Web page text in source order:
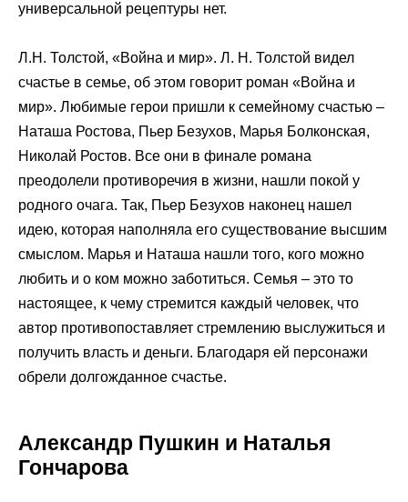
универсальной рецептуры нет.
Л.Н. Толстой, «Война и мир». Л. Н. Толстой видел
счастье в семье, об этом говорит роман «Война и
мир». Любимые герои пришли к семейному счастью –
Наташа Ростова, Пьер Безухов, Марья Болконская,
Николай Ростов. Все они в финале романа
преодолели противоречия в жизни, нашли покой у
родного очага. Так, Пьер Безухов наконец нашел
идею, которая наполняла его существование высшим
смыслом. Марья и Наташа нашли того, кого можно
любить и о ком можно заботиться. Семья – это то
настоящее, к чему стремится каждый человек, что
автор противопоставляет стремлению выслужиться и
получить власть и деньги. Благодаря ей персонажи
обрели долгожданное счастье.
Александр Пушкин и Наталья
Гончарова